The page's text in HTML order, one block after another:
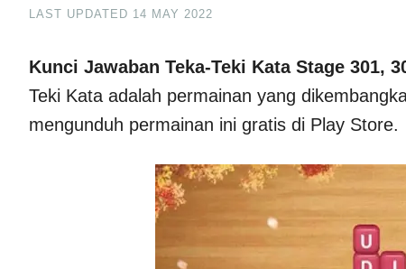
LAST UPDATED 14 MAY 2022
Kunci Jawaban Teka-Teki Kata Stage 301,
Teki Kata adalah permainan yang
mengunduh permainan ini gratis di Play Store.